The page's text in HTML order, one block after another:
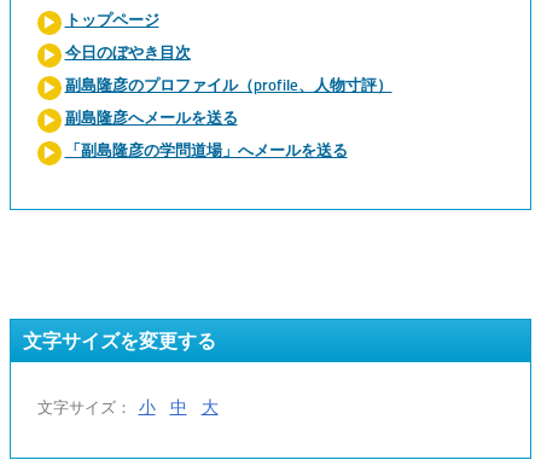
トップページ
今日のぼやき目次
副島隆彦のプロファイル（profile、人物寸評）
副島隆彦へメールを送る
「副島隆彦の学問道場」へメールを送る
文字サイズを変更する
文字サイズ： 小 中 大